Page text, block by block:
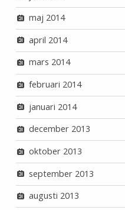
maj 2014
april 2014
mars 2014
februari 2014
januari 2014
december 2013
oktober 2013
september 2013
augusti 2013